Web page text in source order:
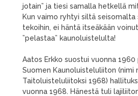
jotain” ja tiesi samalla hetkellä
Kun vaimo ryhtyi siltä seisomalta
tekoihin, ei häntä itseäkään
”pelastaa” kaunoluistelulta!
Aatos Erkko suostui vuonna
Suomen Kaunoluisteluliiton (nimi
Taitoluisteluliitoksi 1968)
vuonna 1968. Hänestä tuli